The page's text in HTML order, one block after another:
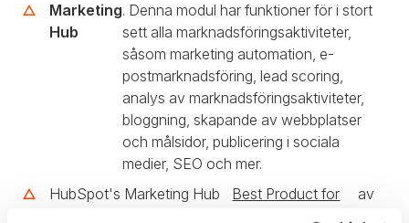
Marketing
Hub
. Denna modul har funktioner för i stort
sett alla marknadsföringsaktiviteter,
såsom marketing automation, e-
postmarknadsföring, lead scoring,
analys av marknadsföringsaktiviteter,
bloggning, skapande av webbplatser
och målsidor, publicering i sociala
medier, SEO och mer.
HubSpot's Marketing Hub
Best Product for
av